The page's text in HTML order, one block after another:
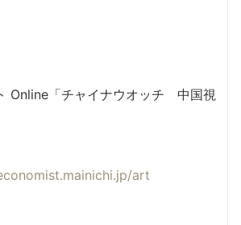
Online「チャイナウオッチ 中国視
art